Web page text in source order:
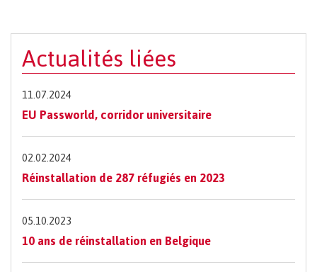
Actualités liées
11.07.2024
EU Passworld, corridor universitaire
02.02.2024
Réinstallation de 287 réfugiés en 2023
05.10.2023
10 ans de réinstallation en Belgique